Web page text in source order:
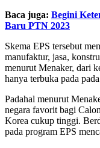
Baca juga: Begini
Baru PTN 2023
Skema EPS tersebut
manufaktur, jasa,
menurut Menaker, dari
hanya terbuka pada
Padahal menurut
negara favorit bagi
Korea cukup tinggi.
pada program EPS